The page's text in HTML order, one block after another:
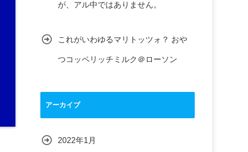
が、アル中ではありません。
これがいわゆるマリトッツォ？ おや
つコッペリッチミルク＠ローソン
アーカイブ
2022年1月